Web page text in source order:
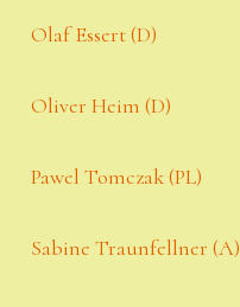
Olaf Essert (D)
Oliver Heim (D)
Pawel Tomczak (PL)
Sabine Traunfellner (A)